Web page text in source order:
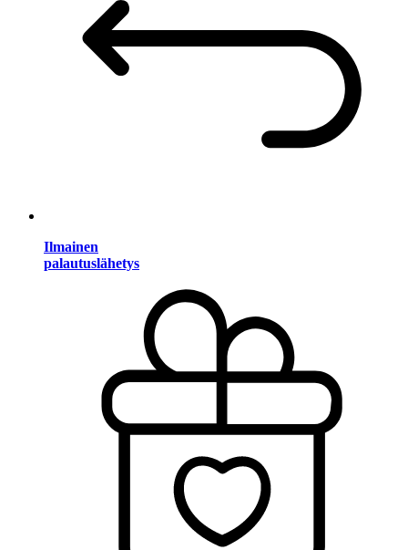
Ilmainen
palautuslähetys